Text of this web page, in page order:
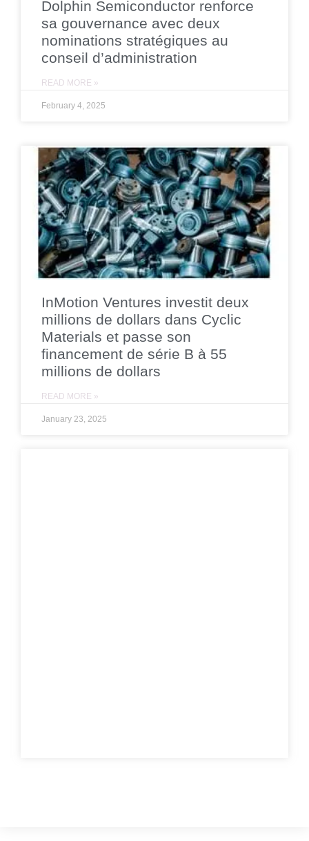
Dolphin Semiconductor renforce
sa gouvernance avec deux
nominations stratégiques au
conseil d’administration
READ MORE »
February 4, 2025
InMotion Ventures investit deux
millions de dollars dans Cyclic
Materials et passe son
financement de série B à 55
millions de dollars
READ MORE »
January 23, 2025